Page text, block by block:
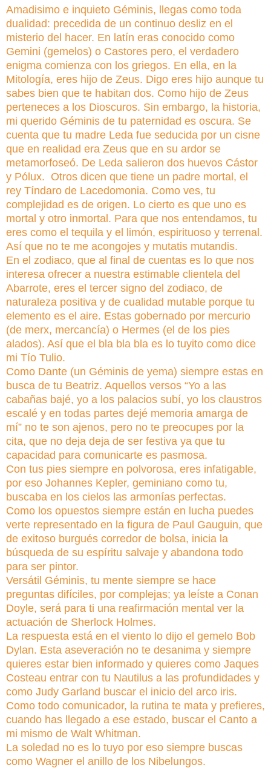
Amadisimo e inquieto Géminis, llegas como toda
dualidad: precedida de un continuo desliz en el
misterio del hacer. En latín eras conocido como
Gemini (gemelos) o Castores pero, el verdadero
enigma comienza con los griegos. En ella, en la
Mitología, eres hijo de Zeus. Digo eres hijo aunque tu
sabes bien que te habitan dos. Como hijo de Zeus
perteneces a los Dioscuros. Sin embargo, la historia,
mi querido Géminis de tu paternidad es oscura. Se
cuenta que tu madre Leda fue seducida por un cisne
que en realidad era Zeus que en su ardor se
metamorfoseó. De Leda salieron dos huevos Cástor
y Pólux. Otros dicen que tiene un padre mortal, el
rey Tíndaro de Lacedomonia. Como ves, tu
complejidad es de origen. Lo cierto es que uno es
mortal y otro inmortal. Para que nos entendamos, tu
eres como el tequila y el limón, espirituoso y terrenal.
Así que no te me acongojes y mutatis mutandis.
En el zodiaco, que al final de cuentas es lo que nos
interesa ofrecer a nuestra estimable clientela del
Abarrote, eres el tercer signo del zodiaco, de
naturaleza positiva y de cualidad mutable porque tu
elemento es el aire. Estas gobernado por mercurio
(de merx, mercancía) o Hermes (el de los pies
alados). Así que el bla bla bla es lo tuyito como dice
mi Tío Tulio.
Como Dante (un Géminis de yema) siempre estas en
busca de tu Beatriz. Aquellos versos “Yo a las
cabañas bajé, yo a los palacios subí, yo los claustros
escalé y en todas partes dejé memoria amarga de
mí” no te son ajenos, pero no te preocupes por la
cita, que no deja deja de ser festiva ya que tu
capacidad para comunicarte es pasmosa.
Con tus pies siempre en polvorosa, eres infatigable,
por eso Johannes Kepler, geminiano como tu,
buscaba en los cielos las armonías perfectas.
Como los opuestos siempre están en lucha puedes
verte representado en la figura de Paul Gauguin, que
de exitoso burgués corredor de bolsa, inicia la
búsqueda de su espíritu salvaje y abandona todo
para ser pintor.
Versátil Géminis, tu mente siempre se hace
preguntas difíciles, por complejas; ya leíste a Conan
Doyle, será para ti una reafirmación mental ver la
actuación de Sherlock Holmes.
La respuesta está en el viento lo dijo el gemelo Bob
Dylan. Esta aseveración no te desanima y siempre
quieres estar bien informado y quieres como Jaques
Costeau entrar con tu Nautilus a las profundidades y
como Judy Garland buscar el inicio del arco iris.
Como todo comunicador, la rutina te mata y prefieres,
cuando has llegado a ese estado, buscar el Canto a
mi mismo de Walt Whitman.
La soledad no es lo tuyo por eso siempre buscas
como Wagner el anillo de los Nibelungos.